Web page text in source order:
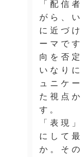
「配信
がら、
に近づ
ーマで
向を否
いなり
ュニケ
た視点
す。
「表現
にして
か。そ